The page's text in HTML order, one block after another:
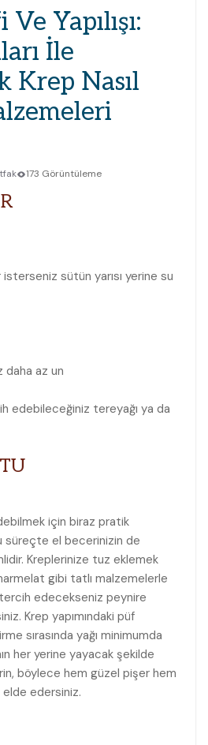
Yapılışı:
İle
Krep Nasıl
173 Görüntüleme
sütün yarısı yerine su
daha az un
edebileceğiniz tereyağı ya da
için biraz pratik
süreçte el becerinizin de
Kreplerinize tuz eklemek
gibi tatlı malzemelerle
edecekseniz peynire
Krep yapımındaki püf
sırasında yağı minimumda
her yerine yayacak şekilde
böylece hem güzel pişer hem
elde edersiniz.